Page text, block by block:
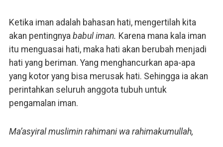
Ketika iman adalah bahasan hati, mengertilah kita
akan pentingnya babul iman. Karena mana kala iman
itu menguasai hati, maka hati akan berubah menjadi
hati yang beriman. Yang menghancurkan apa-apa
yang kotor yang bisa merusak hati. Sehingga ia akan
perintahkan seluruh anggota tubuh untuk
pengamalan iman.
Ma’asyiral muslimin rahimani wa rahimakumullah,